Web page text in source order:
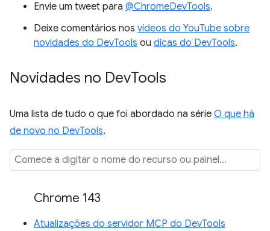
Envie um tweet para @ChromeDevTools.
Deixe comentários nos vídeos do YouTube sobre
novidades do DevTools ou dicas do DevTools.
Novidades no DevTools
Uma lista de tudo o que foi abordado na série O que há
de novo no DevTools.
Chrome 143
Atualizações do servidor MCP do DevTools